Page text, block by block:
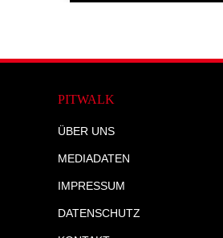
PITWALK
ÜBER UNS
MEDIADATEN
IMPRESSUM
DATENSCHUTZ